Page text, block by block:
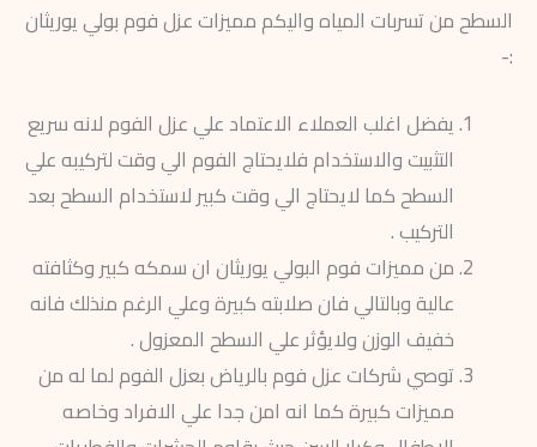
السطح من تسربات المياه واليكم مميزات عزل فوم بولي يوريثان
:-
يفضل اغلب العملاء الاعتماد علي عزل الفوم لانه سريع
التثبيت والاستخدام فلايحتاج الفوم الي وقت لتركيبه علي
السطح كما لايحتاج الي وقت كبير لاستخدام السطح بعد
التركيب .
من مميزات فوم البولي يوريثان ان سمكه كبير وكثافته
عالية وبالتالي فان صلابته كبيرة وعلي الرغم منذلك فانه
خفيف الوزن ولايؤثر علي السطح المعزول .
توصي شركات عزل فوم بالرياض بعزل الفوم لما له من
مميزات كبيرة كما انه امن جدا علي الافراد وخاصه